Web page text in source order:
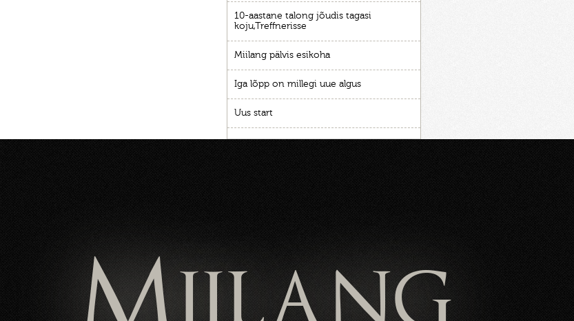
10-aastane talong jõudis tagasi
koju,Treffnerisse
Miilang pälvis esikoha
Iga lõpp on millegi uue algus
Uus start